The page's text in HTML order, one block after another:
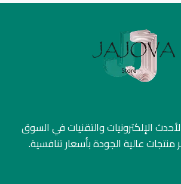
الإلكترونيات والتقنيات في السوق
عالية الجودة بأسعار تنافسية.